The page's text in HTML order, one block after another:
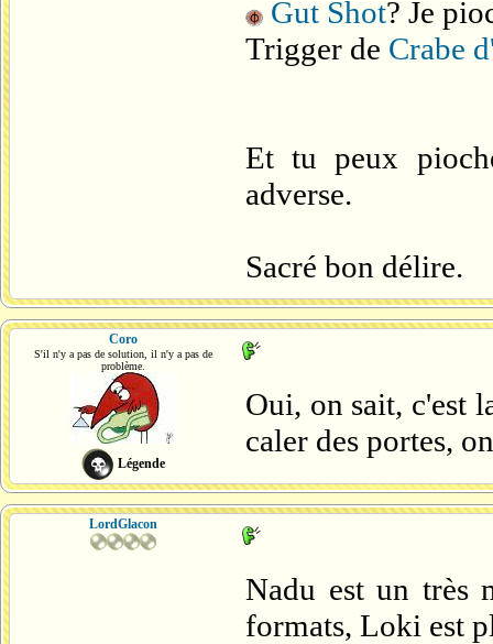
Gut Shot? Je
Trigger de Crabe
Et tu peux
adverse.
Sacré bon délire.
Coro
S'il n'y a pas de solution, il n'y a pas de
problème.
Légende
Oui, on sait, c'est
caler des portes,
LordGlacon
Nadu est un très
formats, Loki est